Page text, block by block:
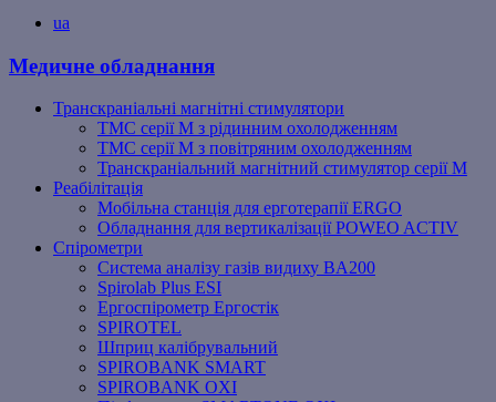
ua
Медичне обладнання
Транскраніальні магнітні стимулятори
ТМС серії M з рідинним охолодженням
ТМС серії M з повітряним охолодженням
Транскраніальний магнітний стимулятор серії M
Реабілітація
Мобільна станція для ерготерапії ERGO
Обладнання для вертикалізації POWEO ACTIV
Спірометри
Система аналізу газів видиху BA200
Spirolab Plus ESI
Ергоспірометр Ергостік
SPIROTEL
Шприц калібрувальний
SPIROBANK SMART
SPIROBANK OXI